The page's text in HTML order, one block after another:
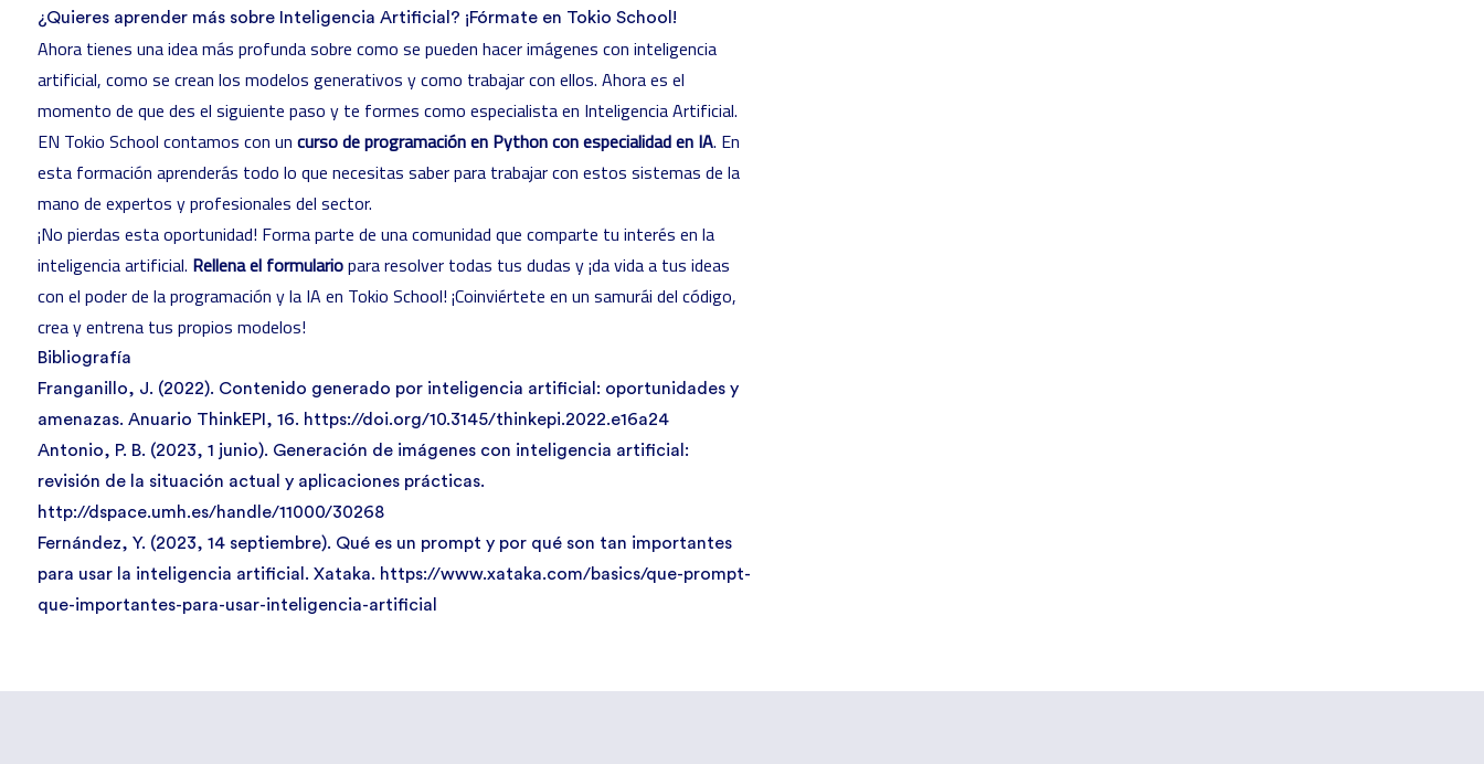
¿Quieres aprender más sobre Inteligencia Artificial? ¡Fórmate en Tokio School!
Ahora tienes una idea más profunda sobre como se pueden hacer imágenes con inteligencia
artificial, como se crean los modelos generativos y como trabajar con ellos. Ahora es el
momento de que des el siguiente paso y te formes como especialista en Inteligencia Artificial.
EN Tokio School contamos con un curso de programación en Python con especialidad en IA. En
esta formación aprenderás todo lo que necesitas saber para trabajar con estos sistemas de la
mano de expertos y profesionales del sector.
¡No pierdas esta oportunidad! Forma parte de una comunidad que comparte tu interés en la
inteligencia artificial. Rellena el formulariopara resolver todas tus dudas y ¡da vida a tus ideas
con el poder de la programación y la IA en Tokio School! ¡Coinviértete en un samurái del código,
crea y entrena tus propios modelos!
Bibliografía
Franganillo, J. (2022). Contenido generado por inteligencia artificial: oportunidades y
amenazas. Anuario ThinkEPI, 16. https://doi.org/10.3145/thinkepi.2022.e16a24
Antonio, P. B. (2023, 1 junio). Generación de imágenes con inteligencia artificial:
revisión de la situación actual y aplicaciones prácticas.
http://dspace.umh.es/handle/11000/30268
Fernández, Y. (2023, 14 septiembre). Qué es un prompt y por qué son tan importantes
para usar la inteligencia artificial. Xataka. https://www.xataka.com/basics/que-prompt-
que-importantes-para-usar-inteligencia-artificial